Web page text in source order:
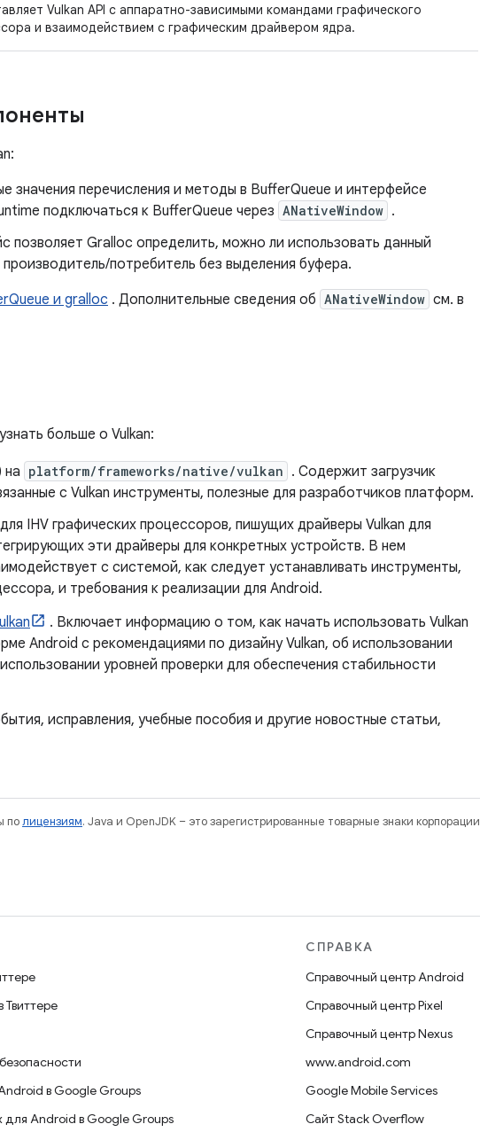
Vulkan API с аппаратно-зависимыми командами графического
и взаимодействием с графическим драйвером ядра.
значения перечисления и методы в BufferQueue и интерфейсе
подключаться к BufferQueue через ANativeWindow .
позволяет Gralloc определить, можно ли использовать данный
потребитель без выделения буфера.
и gralloc . Дополнительные сведения об ANativeWindow см. в
больше о Vulkan:
на platform/frameworks/native/vulkan . Содержит загрузчик
с Vulkan инструменты, полезные для разработчиков платформ.
IHV графических процессоров, пишущих драйверы Vulkan для
эти драйверы для конкретных устройств. В нем
с системой, как следует устанавливать инструменты,
и требования к реализации для Android.
. Включает информацию о том, как начать использовать Vulkan
Android с рекомендациями по дизайну Vulkan, об использовании
уровней проверки для обеспечения стабильности
исправления, учебные пособия и другие новостные статьи,
полицензиям. Java и OpenJDK – это зарегистрированные товарные знаки корпорации
Твиттере
в Google Groups
для Android в Google Groups
СПРАВКА
Справочный центр Android
Справочный центр Pixel
Справочный центр Nexus
www.android.com
Google Mobile Services
Сайт Stack Overflow